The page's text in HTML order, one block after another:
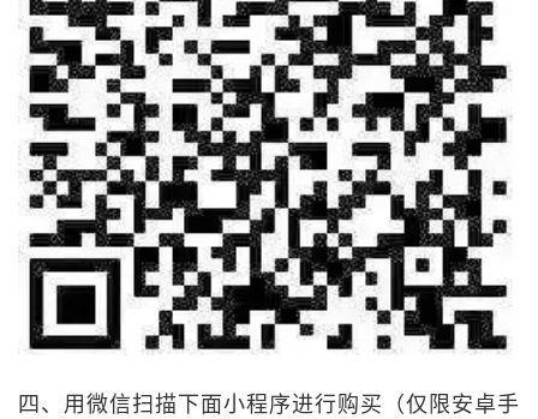
四、用微信扫描下面小程序进行购买（仅限安卓手